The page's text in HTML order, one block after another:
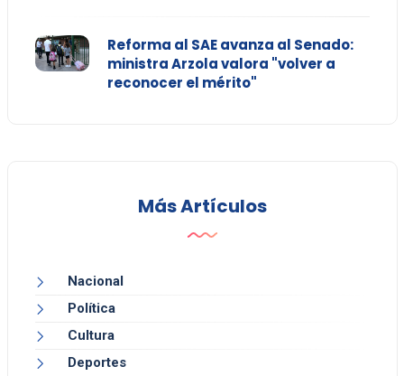
Reforma al SAE avanza al Senado:
ministra Arzola valora "volver a
reconocer el mérito"
Más Artículos
Nacional
Política
Cultura
Deportes